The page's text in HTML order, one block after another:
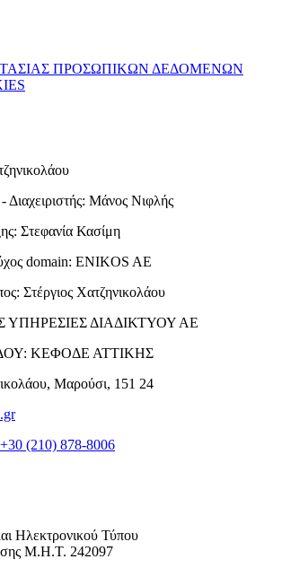
ΠΡΟΣΩΠΙΚΩΝ ΔΕΔΟΜΕΝΩΝ
Διαχειριστής: Μάνος Νιφλής
Στεφανία Κασίμη
domain: ENIKOS AE
Στέργιος Χατζηνικολάου
ΥΠΗΡΕΣΙΕΣ ΔΙΑΔΙΚΤΥΟΥ ΑΕ
ΚΕΦΟΔΕ ΑΤΤΙΚΗΣ
Μαρούσι, 151 24
+30 (210) 878-8006
Ηλεκτρονικού Τύπου
Μ.Η.Τ. 242097